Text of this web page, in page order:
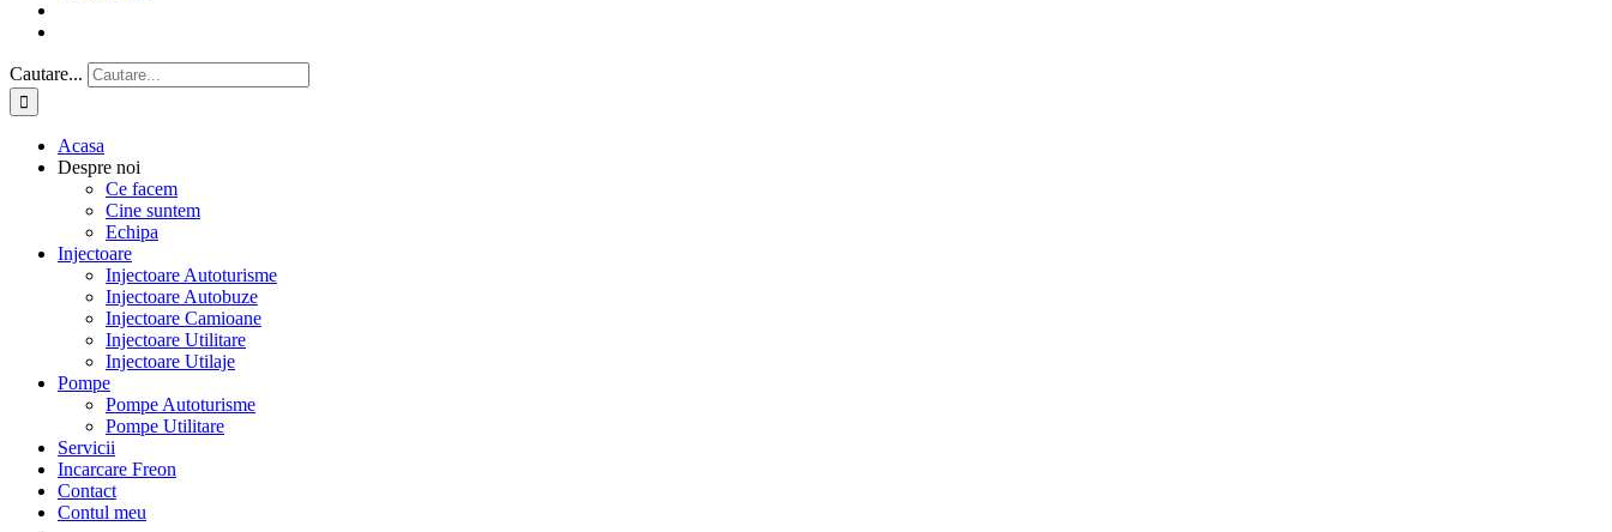
Cautare...
Acasa
Despre noi
Ce facem
Cine suntem
Echipa
Injectoare
Injectoare Autoturisme
Injectoare Autobuze
Injectoare Camioane
Injectoare Utilitare
Injectoare Utilaje
Pompe
Pompe Autoturisme
Pompe Utilitare
Servicii
Incarcare Freon
Contact
Contul meu